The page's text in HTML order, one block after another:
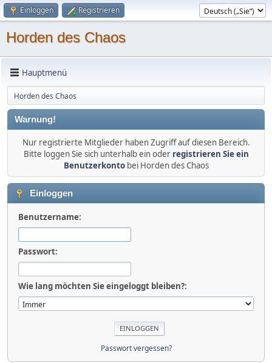
Einloggen Registrieren
Horden des Chaos
Hauptmenü
Horden des Chaos
Warnung!
Nur registrierte Mitglieder haben Zugriff auf diesen Bereich.
Bitte loggen Sie sich unterhalb ein oder registrieren Sie ein
Benutzerkontobei Horden des Chaos
Einloggen
Benutzername:
Passwort:
Wie lang möchten Sie eingeloggt bleiben?:
Passwort vergessen?